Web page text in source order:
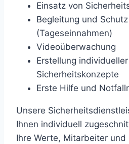
Einsatz von
Begleitung und
(Tageseinnahmen)
Videoüberwachung
Erstellung individueller
Sicherheitskonzepte
Erste Hilfe und
Unsere
Ihnen individuell
Ihre Werte, Mitarbeiter und